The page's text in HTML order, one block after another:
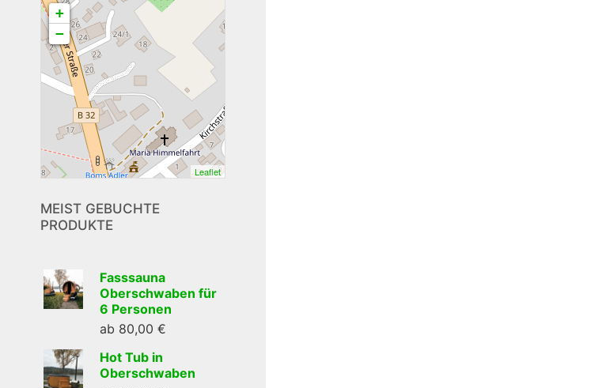
+
−
Leaflet
MEIST GEBUCHTE
PRODUKTE
Fasssauna
Oberschwaben für
6 Personen
ab 80,00€
Hot Tub in
Oberschwaben